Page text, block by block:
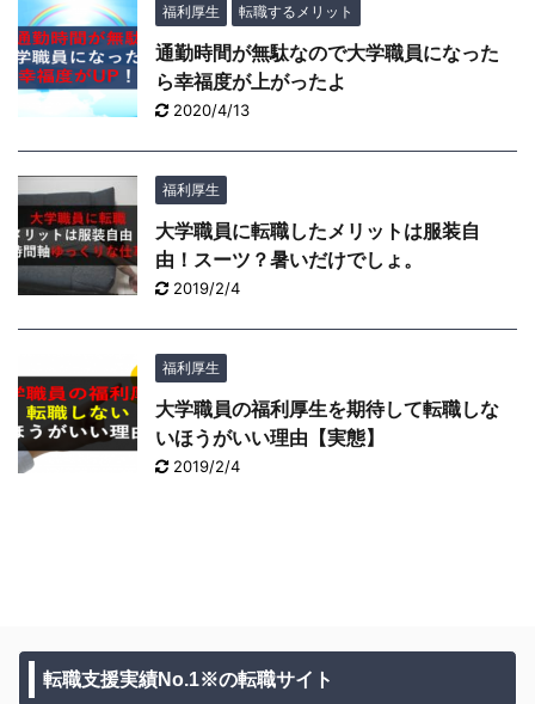
福利厚生 転職するメリット
通勤時間が無駄なので大学職員になった
ら幸福度が上がったよ
2020/4/13
福利厚生
大学職員に転職したメリットは服装自
由！スーツ？暑いだけでしょ。
2019/2/4
福利厚生
大学職員の福利厚生を期待して転職しな
いほうがいい理由【実態】
2019/2/4
転職支援実績No.1※の転職サイト